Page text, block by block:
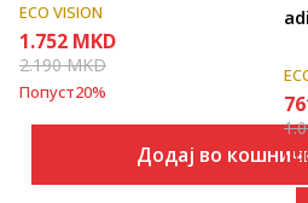
ECO VISION
1.752 MKD
2.190MKD
Попуст20%
Додај во